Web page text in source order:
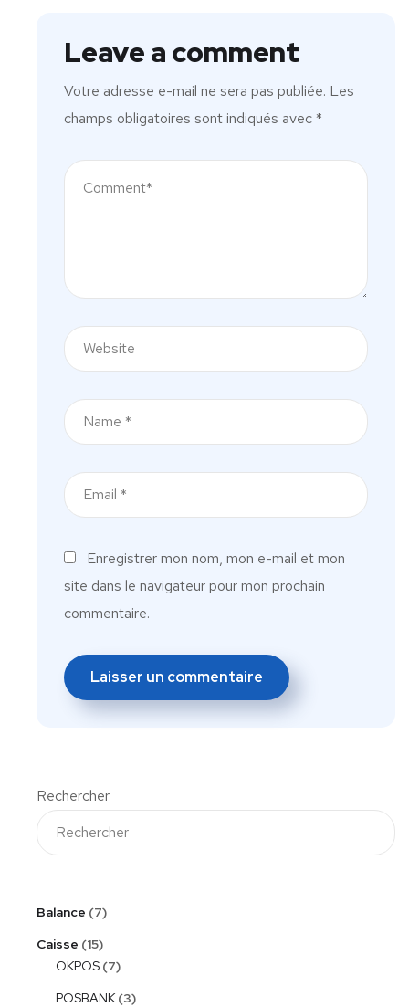
Leave a comment
Votre adresse e-mail ne sera pas publiée. Les
champs obligatoires sont indiqués avec*
Enregistrer mon nom, mon e-mail et mon
site dans le navigateur pour mon prochain
commentaire.
Rechercher
Balance
7
Caisse
15
OKPOS 7
POSBANK 3